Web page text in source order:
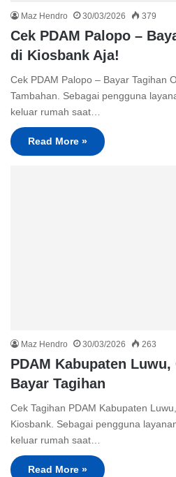
Maz Hendro 30/03/2026 379
Cek PDAM Palopo –
di Kiosbank Aja!
Cek PDAM Palopo – Bayar Tagihan
Tambahan. Sebagai pengguna
keluar rumah saat…
Read More »
Maz Hendro 30/03/2026 263
PDAM Kabupaten
Bayar Tagihan
Cek Tagihan PDAM Kabupaten
Kiosbank. Sebagai pengguna
keluar rumah saat…
Read More »